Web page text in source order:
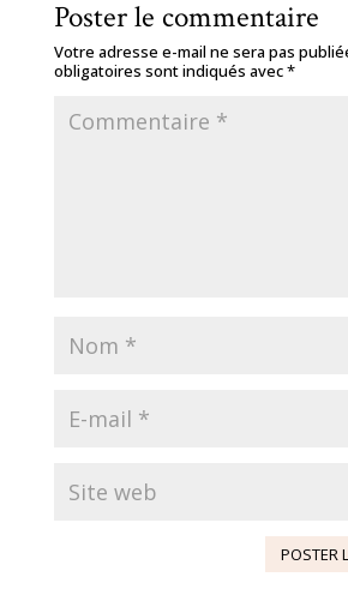
Poster le commentaire
Votre adresse e-mail ne sera pas
obligatoires sont indiqués avec*